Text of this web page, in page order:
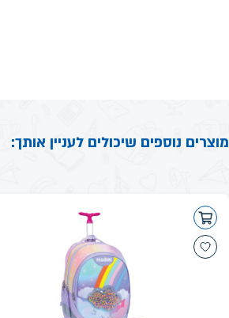
מוצרים נוספים שיכולים לעניין אותך: